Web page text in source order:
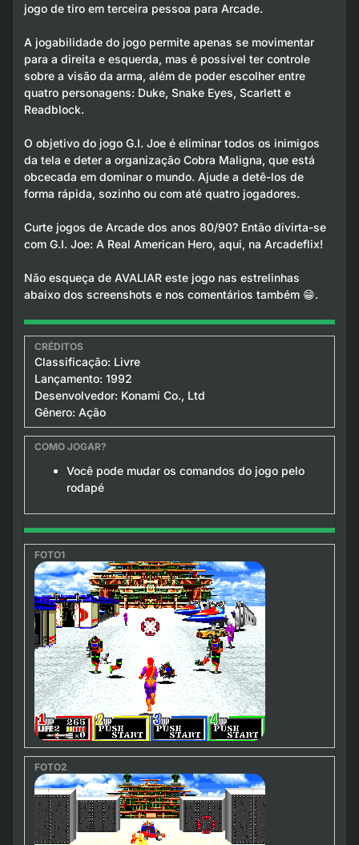
jogo de tiro em terceira pessoa para Arcade.
A jogabilidade do jogo permite apenas se movimentar
para a direita e esquerda, mas é possível ter controle
sobre a visão da arma, além de poder escolher entre
quatro personagens: Duke, Snake Eyes, Scarlett e
Readblock.
O objetivo do jogo G.I. Joe é eliminar todos os inimigos
da tela e deter a organização Cobra Maligna, que está
obcecada em dominar o mundo. Ajude a detê-los de
forma rápida, sozinho ou com até quatro jogadores.
Curte jogos de Arcade dos anos 80/90? Então divirta-se
com G.I. Joe: A Real American Hero, aqui, na Arcadeflix!
Não esqueça de AVALIAR este jogo nas estrelinhas
abaixo dos screenshots e nos comentários também 😁.
Classificação: Livre
Lançamento: 1992
Desenvolvedor: Konami Co., Ltd
Gênero: Ação
Você pode mudar os comandos do jogo pelo
rodapé